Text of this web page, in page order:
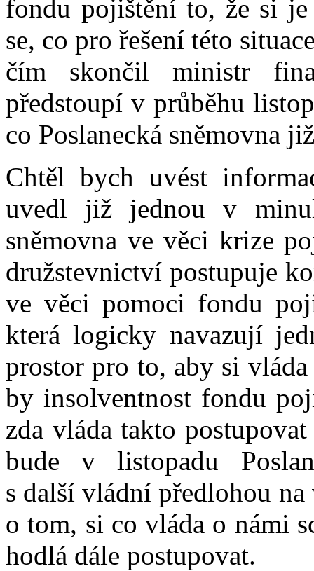
fondu pojištění to, že si je
se, co pro řešení této
čím skončil ministr
předstoupí v průběhu
co Poslanecká sněmovna
Chtěl bych uvést
uvedl již jednou v
sněmovna ve věci krize
družstevnictví postupuje
ve věci pomoci fondu
která logicky navazují
prostor pro to, aby si
by insolventnost fondu
zda vláda takto
bude v listopadu
s další vládní předlohou
o tom, si co vláda o námi
hodlá dále postupovat.